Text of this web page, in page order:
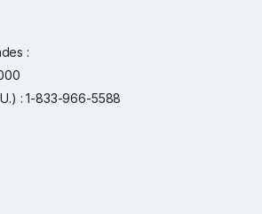
:
: 1-833-966-5588